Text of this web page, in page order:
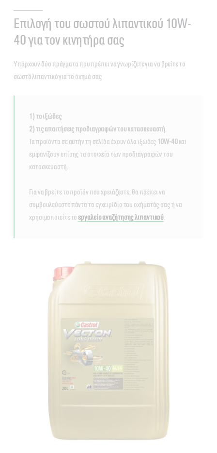
Επιλογή του σωστού λιπαντικού 10W-
40 για τον κινητήρα σας
Υπάρχουν δύο πράγματα που πρέπει να γνωρίζετε για να βρείτε το
σωστό λιπαντικό για το όχημά σας
1) το ιξώδες
2) τις απαιτήσεις προδιαγραφών του κατασκευαστή
Τα προϊόντα σε αυτήν τη σελίδα έχουν όλα ιξώδες 10W-40και
εμφανίζουν επίσης τα στοιχεία των προδιαγραφών του
κατασκευαστή.
Για να βρείτε το προϊόν που χρειάζεστε, θα πρέπει να
συμβουλεύεστε πάντα το εγχειρίδιο του οχήματός σας ή να
χρησιμοποιείτε το εργαλείο αναζήτησης λιπαντικού